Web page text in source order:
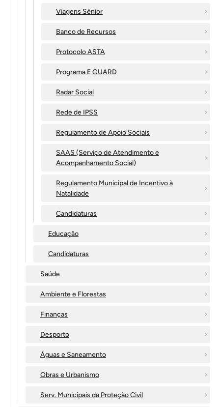
Viagens Sénior
Banco de Recursos
Protocolo ASTA
Programa E GUARD
Radar Social
Rede de IPSS
Regulamento de Apoio Sociais
SAAS (Serviço de Atendimento e
Acompanhamento Social)
Regulamento Municipal de Incentivo à
Natalidade
Candidaturas
Educação
Candidaturas
Saúde
Ambiente e Florestas
Finanças
Desporto
Águas e Saneamento
Obras e Urbanismo
Serv. Municipais da Proteção Civil